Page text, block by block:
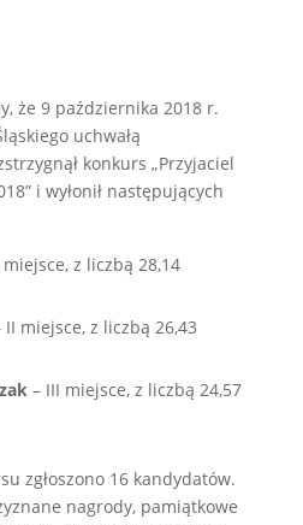
że 9 października 2018 r.
uchwałą
konkurs „Przyjaciel
i wyłonił następujących
z liczbą 28,14
miejsce, z liczbą 26,43
– III miejsce, z liczbą 24,57
zgłoszono 16 kandydatów.
nagrody, pamiątkowe